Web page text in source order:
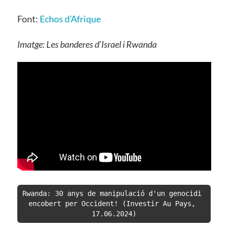
Font: Echos d’Afrique
Imatge: Les banderes d’Israel i Rwanda
Rwanda: 30 anys de manipulació d'un genocidi
encobert per Occident! (Investir Au Pays,
17.06.2024)